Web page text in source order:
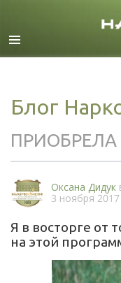
Блог
Оксана Дидук
3 ноября 2017
Я в восторге от
на этой